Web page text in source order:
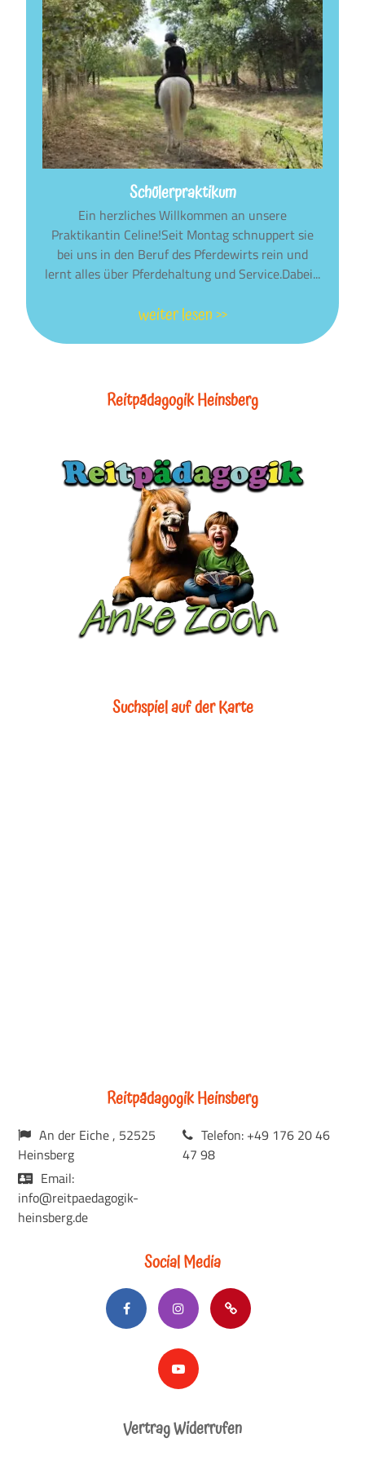
Schülerpraktikum
Ein herzliches Willkommen an unsere
Praktikantin Celine!Seit Montag schnuppert sie
bei uns in den Beruf des Pferdewirts rein und
lernt alles über Pferdehaltung und Service.Dabei...
weiter lesen >>
Reitpädagogik Heinsberg
Suchspiel auf der Karte
Reitpädagogik Heinsberg
An der Eiche , 52525
Heinsberg
Telefon: +49 176 20 46
47 98
Email:
info@reitpaedagogik-
heinsberg.de
Social Media
Vertrag Widerrufen